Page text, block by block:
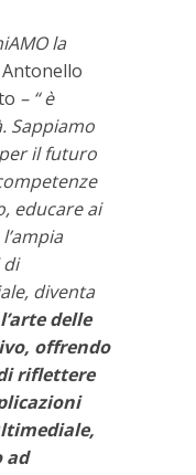
la
– “ è
Sappiamo
il futuro
educare ai
diventa
delle
offrendo
riflettere
ad